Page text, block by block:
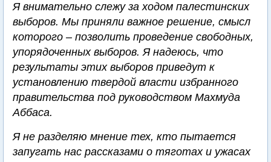
Я внимательно слежу за ходом палестинских
выборов. Мы приняли важное решение, смысл
которого – позволить проведение свободных,
упорядоченных выборов. Я надеюсь, что
результаты этих выборов приведут к
установлению твердой власти избранного
правительства под руководством Махмуда
Аббаса.
Я не разделяю мнение тех, кто пытается
запугать нас рассказами о тяготах и ужасах